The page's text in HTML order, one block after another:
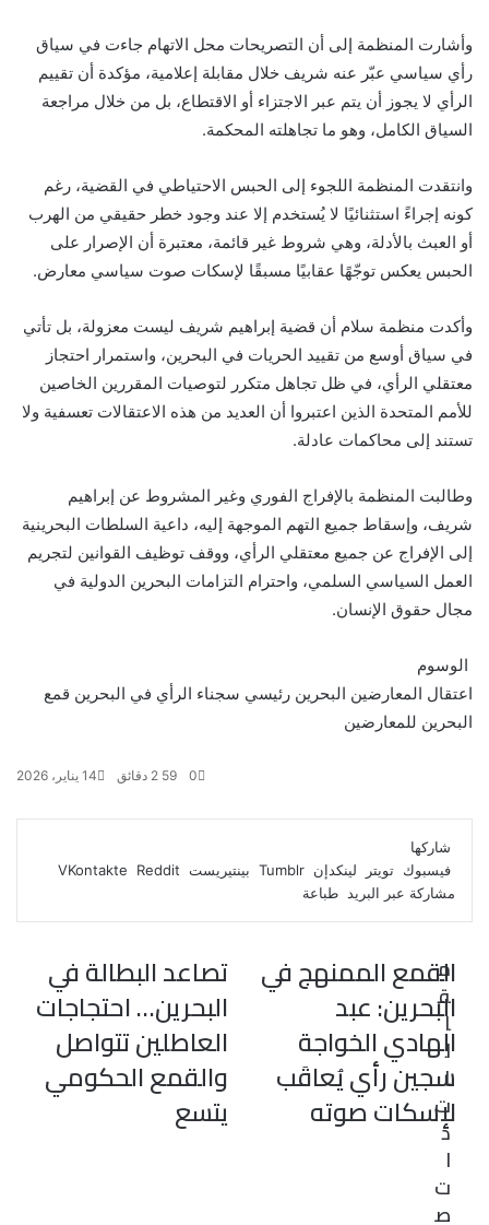
وأشارت المنظمة إلى أن التصريحات محل الاتهام جاءت في سياق
رأي سياسي عبّر عنه شريف خلال مقابلة إعلامية، مؤكدة أن تقييم
الرأي لا يجوز أن يتم عبر الاجتزاء أو الاقتطاع، بل من خلال مراجعة
السياق الكامل، وهو ما تجاهلته المحكمة.
وانتقدت المنظمة اللجوء إلى الحبس الاحتياطي في القضية، رغم
كونه إجراءً استثنائيًا لا يُستخدم إلا عند وجود خطر حقيقي من الهرب
أو العبث بالأدلة، وهي شروط غير قائمة، معتبرة أن الإصرار على
الحبس يعكس توجّهًا عقابيًا مسبقًا لإسكات صوت سياسي معارض.
وأكدت منظمة سلام أن قضية إبراهيم شريف ليست معزولة، بل تأتي
في سياق أوسع من تقييد الحريات في البحرين، واستمرار احتجاز
معتقلي الرأي، في ظل تجاهل متكرر لتوصيات المقررين الخاصين
للأمم المتحدة الذين اعتبروا أن العديد من هذه الاعتقالات تعسفية ولا
تستند إلى محاكمات عادلة.
وطالبت المنظمة بالإفراج الفوري وغير المشروط عن إبراهيم
شريف، وإسقاط جميع التهم الموجهة إليه، داعية السلطات البحرينية
إلى الإفراج عن جميع معتقلي الرأي، ووقف توظيف القوانين لتجريم
العمل السياسي السلمي، واحترام التزامات البحرين الدولية في
مجال حقوق الإنسان.
الوسوم
اعتقال المعارضين البحرين رئيسي سجناء الرأي في البحرين قمع
البحرين للمعارضين
14 يناير، 2026 0
ك
د
إ
u
m
b
l
ن
ت
ي
ر
س
ت
e
d
d
i
ت
س
ا
ب
شاركها
فيسبوك تويتر لينكدإن بينتيريست
مشاركة عبر البريد
طباعة
تصاعد البطالة في
البحرين… احتجاجات
العاطلين تتواصل
والقمع الحكومي
يتسع
القمع الممنهج في
البحرين: عبد
الهادي الخواجة
سجين رأي يُعاقَب
لإسكات صوته
م
ق
ا
ل
ا
ت
ذ
ا
ت
ص